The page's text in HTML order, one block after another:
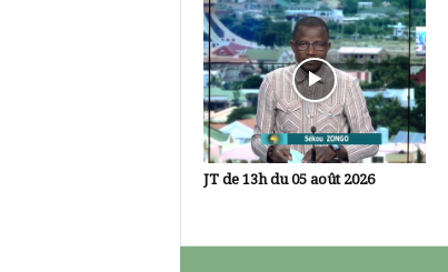
JT de 13h du 05 août 2026